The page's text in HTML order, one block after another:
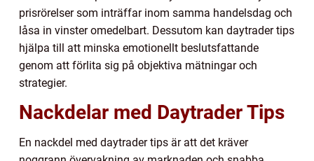
prisrörelser som inträffar inom samma handelsdag och
låsa in vinster omedelbart. Dessutom kan daytrader tips
hjälpa till att minska emotionellt beslutsfattande
genom att förlita sig på objektiva mätningar och
strategier.
Nackdelar med Daytrader Tips
En nackdel med daytrader tips är att det kräver